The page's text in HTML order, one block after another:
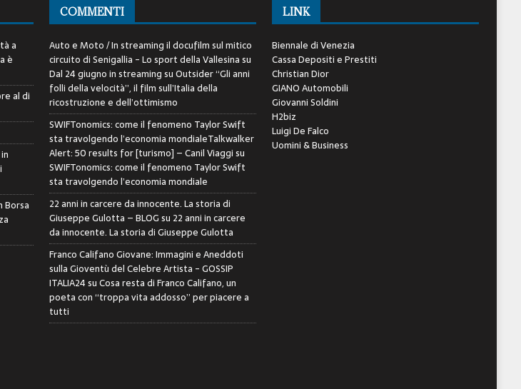
a
è
al di
Borsa
COMMENTI
Auto e Moto / In streaming il docufilm sul mitico
circuito di Senigallia - Lo sport della Vallesinasu
Dal 24 giugno in streaming su Outsider “Gli anni
folli della velocità”, il film sull’Italia della
ricostruzione e dell’ottimismo
SWIFTonomics: come il fenomeno Taylor Swift
sta travolgendo l’economia mondialeTalkwalker
Alert: 50 results for [turismo] – Canil Viaggisu
SWIFTonomics: come il fenomeno Taylor Swift
sta travolgendo l’economia mondiale
22 anni in carcere da innocente. La storia di
Giuseppe Gulotta – BLOGsu 22 anni in carcere
da innocente. La storia di Giuseppe Gulotta
Franco Califano Giovane: Immagini e Aneddoti
sulla Gioventù del Celebre Artista - GOSSIP
ITALIA24suCosa resta di Franco Califano, un
poeta con “troppa vita addosso” per piacere a
tutti
LINK
Biennale di Venezia
Cassa Depositi e Prestiti
Christian Dior
GIANO Automobili
Giovanni Soldini
H2biz
Luigi De Falco
Uomini & Business